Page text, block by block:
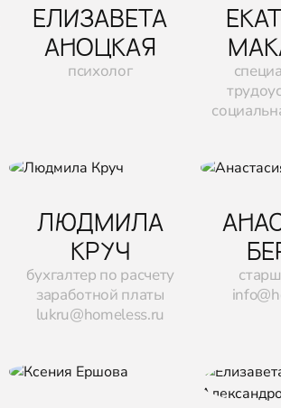
ЕЛИЗАВЕТА
АНОЦКАЯ
психолог
ЛЮДМИЛА
КРУЧ
бухгалтер по расчету
заработной платы
lukru@homeless.ru